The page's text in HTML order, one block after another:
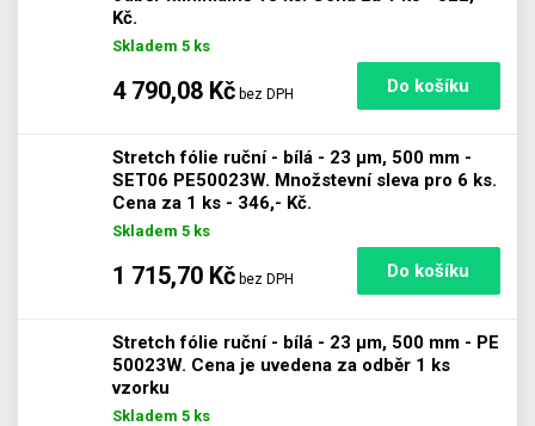
Kč.
Skladem 5 ks
4 790,08 Kč bez DPH
Stretch fólie ruční - bílá - 23 µm, 500 mm -
SET06 PE50023W. Množstevní sleva pro 6 ks.
Cena za 1 ks - 346,- Kč.
Skladem 5 ks
1 715,70 Kč bez DPH
Stretch fólie ruční - bílá - 23 µm, 500 mm - PE
50023W. Cena je uvedena za odběr 1 ks
vzorku
Skladem 5 ks